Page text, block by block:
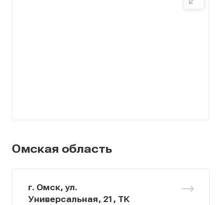
Омская область
г. Омск, ул.
Универсальная, 21, ТК